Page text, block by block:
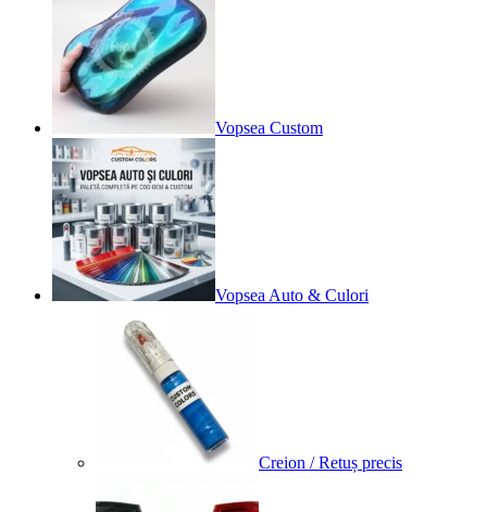
Vopsea Custom
Vopsea Auto & Culori
Creion / Retuș precis